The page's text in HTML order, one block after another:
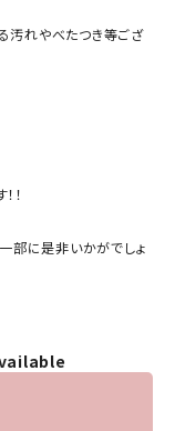
汚れやべたつき等ござ
！
部に是非いかがでしょ